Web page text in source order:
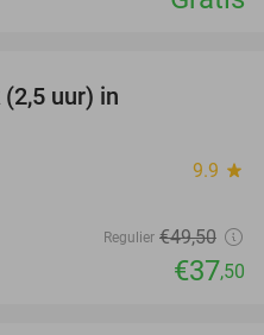
uur) in
9.9 star
Regulier €49,50
€37,50